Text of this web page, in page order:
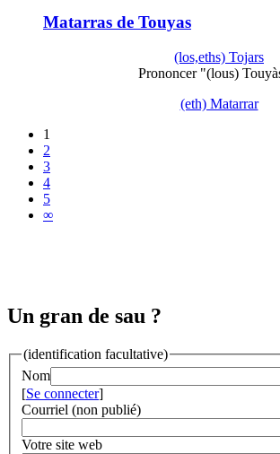
Matarras de Touyas
(los,eths) Tojars
Prononcer "(lous)
(eth) Matarrar
1
2
3
4
5
∞
Un gran de sau ?
(identification facultative)
Nom
[Se connecter]
Courriel (non publié)
Votre site web